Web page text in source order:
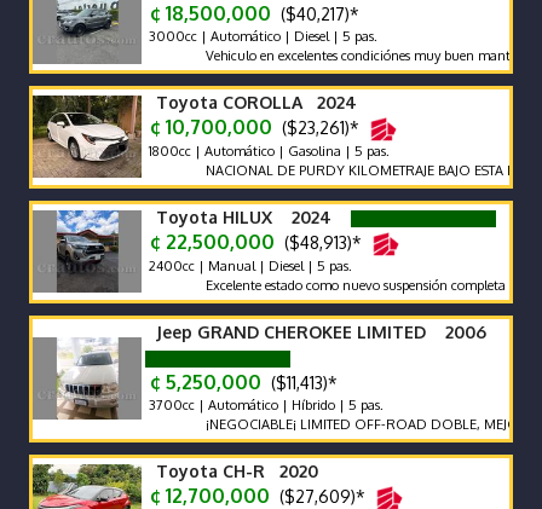
¢ 18,500,000 ($40,217)*
3000cc | Automático | Diesel | 5 pas.
Vehiculo en excelentes condiciónes muy buen mantenimiento.
Toyota COROLLA 2024
¢ 10,700,000 ($23,261)*
1800cc | Automático | Gasolina | 5 pas.
NACIONAL DE PURDY KILOMETRAJE BAJO ESTA IMPECABLE
Toyota HILUX 2024
¢ 22,500,000 ($48,913)*
2400cc | Manual | Diesel | 5 pas.
Excelente estado como nuevo suspensión completa old man
Jeep GRAND CHEROKEE LIMITED 2006
¢ 5,250,000 ($11,413)*
3700cc | Automático | Híbrido | 5 pas.
¡NEGOCIABLE¡ LIMITED OFF-ROAD DOBLE, MEJOR
Toyota CH-R 2020
¢ 12,700,000 ($27,609)*